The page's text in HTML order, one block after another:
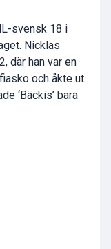
svensk 18 i
Nicklas
där han var en
och åkte ut
‘Bäckis’ bara